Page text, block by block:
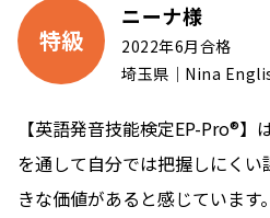
特級
ニーナ様
2022年6月合格
埼玉県｜Nina
【英語発音技能検定EP-Pro®
を通して自分では把握しにく
きな価値があると感じていま